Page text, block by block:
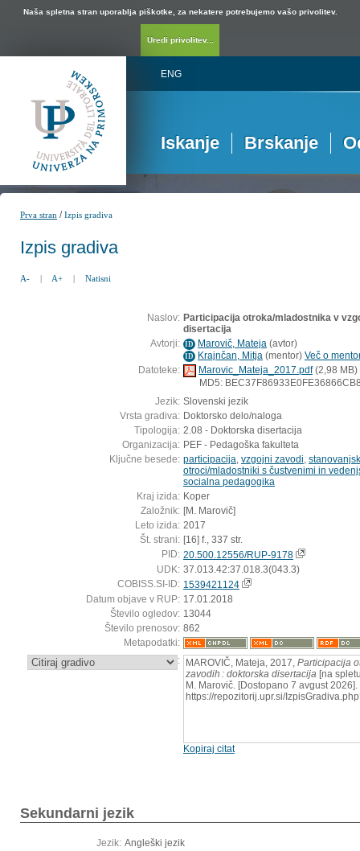
Naša spletna stran uporablja piškotke, za nekatere potrebujemo vašo privolitev.
Uredi privolitev...
ENG
Iskanje Brskanje
Prva stran /Izpis gradiva
Izpis gradiva
A- | A+ | Natisni
Naslov: Participacija otroka/mladostnika v
disertacija
Avtorji: ID Marovič, Mateja (avtor)
ID Krajnčan, Mitja (mentor) Več o
Datoteke:
Marovic_Mateja_2017.pdf(2,98 MB)
MD5:
Jezik: Slovenski jezik
Vrsta gradiva: Doktorsko delo/naloga
Tipologija: 2.08 - Doktorska disertacija
Organizacija: PEF - Pedagoška fakulteta
Ključne besede: participacija vzgojni zavodi
otroci/mladostniki s čustvenimi in
socialna pedagogika
Kraj izida: Koper
Založnik: [M. Marovič]
Leto izida: 2017
Št. strani: [16] f., 337 str.
PID: 20.500.12556/RUP-9178
UDK: 37.013.42:37.018.3(043.3)
COBISS.SI-ID: 1539421124
Datum objave v RUP: 17.01.2018
Število ogledov: 13044
Število prenosov: 862
Metapodatki:
: MAROVIČ, Mateja, 2017, Participacija
zavodih : doktorska disertacija [na
M. Marovič. [Dostopano 7 avgust
https://repozitorij.upr.si/
Kopiraj citat
Sekundarni jezik
Jezik: Angleški jezik